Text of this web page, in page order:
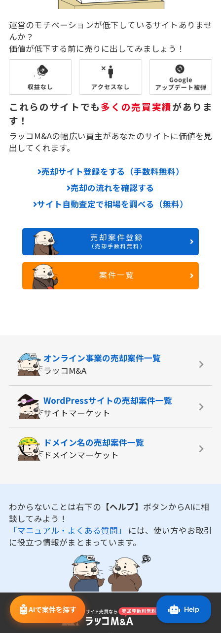
運営のモチベーションが低下しているサイトありませ
んか？
価値が低下する前に売りに出してみましょう！
これらのサイトでも多くの売買実績がありま
す！
ラッコM&Aの幅広い買主があなたのサイトに価値を見
出してくれます。
売却サイト登録をする（手数料無料）
売却の流れを確認する
サイト自動査定で相場を調べる（無料）
売却案件登録
（売却手数料無料）
案件一覧
🤖AIで案件を探す
オンライン事業の売却案件一覧
ラッコM&A
WordPressサイトの売却案件一覧
サイトマーケット
ドメイン名の売却案件一覧
ドメインマーケット
わからないことは右下の 【ヘルプ】 ボタンからAIに相
談してみよう！
「マニュアル・よくある質問」 には、使い方やお取引
に役立つ情報がまとまっています。